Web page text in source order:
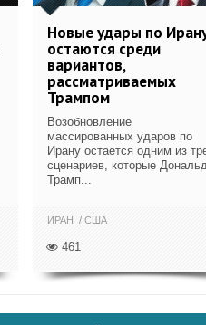
Новые удары по
остаются среди
вариантов,
рассматриваемых
Трампом
Возобновление
массированных ударов по
Ирану остается одним из
сценариев, которые
Трамп...
ИРАН США
461